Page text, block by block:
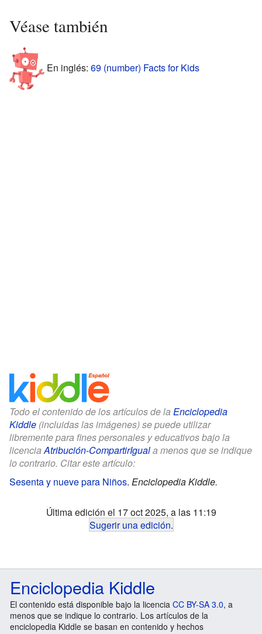
Véase también
En inglés: 69 (number) Facts for Kids
Todo el contenido de los artículos de la Enciclopedia
Kiddle (incluidas las imágenes) se puede utilizar
libremente para fines personales y educativos bajo la
licenciaAtribución-CompartirIguala menos que se indique
lo contrario. Citar este artículo:
Sesenta y nueve para Niños. Enciclopedia Kiddle.
Última edición el 17 oct 2025, a las 11:19
Sugerir una edición.
Enciclopedia Kiddle
El contenido está disponible bajo la licencia CC BY-SA 3.0, a
menos que se indique lo contrario. Los artículos de la
enciclopedia Kiddle se basan en contenido y hechos